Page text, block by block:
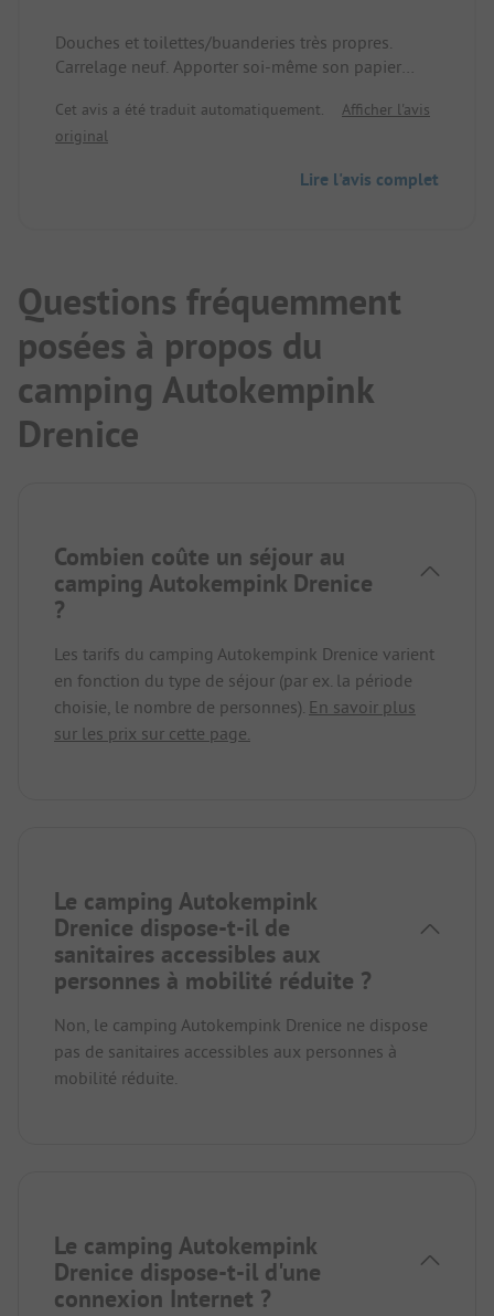
Douches et toilettes/buanderies très propres.
Carrelage neuf. Apporter soi-même son papier
cyclable passe juste devant le camping. Peu
d'activité. Accès direct au lac avec possibilité de
Cet avis a été traduit automatiquement.
Afficher l'avis
original
Lire l'avis complet
Questions fréquemment
posées à propos du
camping Autokempink
Drenice
Combien coûte un séjour au
camping Autokempink Drenice
?
Les tarifs du camping Autokempink Drenice varient
en fonction du type de séjour (par ex. la période
choisie, le nombre de personnes). En savoir plus
sur les prix sur cette page.
Le camping Autokempink
Drenice dispose-t-il de
sanitaires accessibles aux
personnes à mobilité réduite ?
Non, le camping Autokempink Drenice ne dispose
pas de sanitaires accessibles aux personnes à
mobilité réduite.
Le camping Autokempink
Drenice dispose-t-il d'une
connexion Internet ?